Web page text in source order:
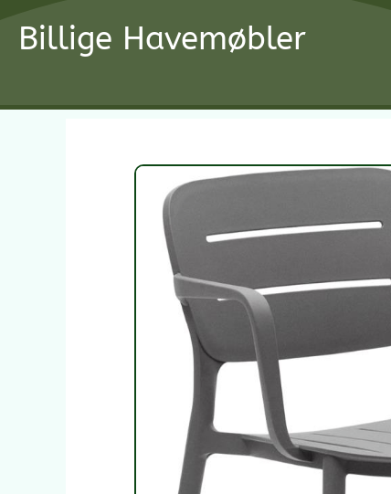
indholdet
Billige Havemøbler